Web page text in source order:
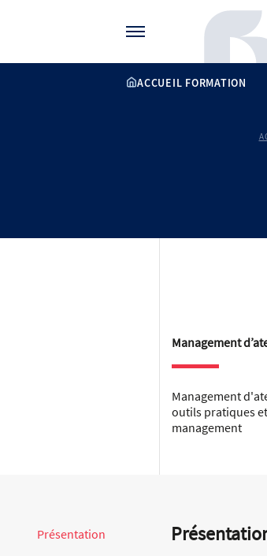
ACCUEIL FORMATION
Management
Management
outils pratiques
management
Présentation